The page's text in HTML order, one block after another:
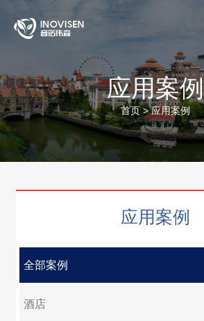
首页
关于我们
产品与服务
公司动态
官方商城
应用案例
首页>应用案例
应用案例
全部案例
酒店